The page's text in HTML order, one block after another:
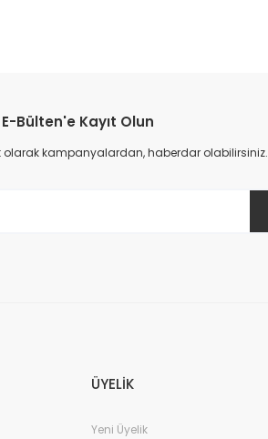
E-Bülten'e Kayıt Olun
olarak kampanyalardan, haberdar olabilirsiniz.
ÜYELİK
Yeni Üyelik